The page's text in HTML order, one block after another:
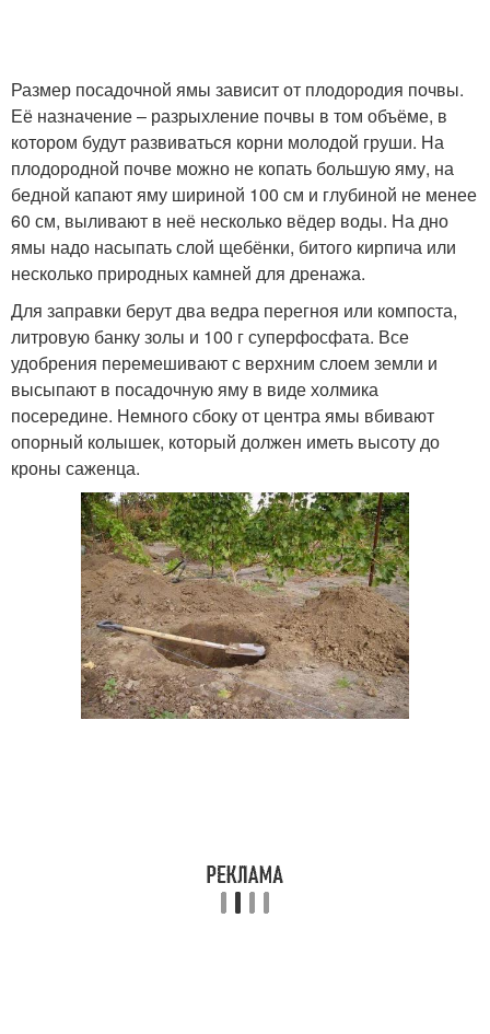
Размер посадочной ямы зависит от плодородия почвы.
Её назначение – разрыхление почвы в том объёме, в
котором будут развиваться корни молодой груши. На
плодородной почве можно не копать большую яму, на
бедной капают яму шириной 100 см и глубиной не менее
60 см, выливают в неё несколько вёдер воды. На дно
ямы надо насыпать слой щебёнки, битого кирпича или
несколько природных камней для дренажа.
Для заправки берут два ведра перегноя или компоста,
литровую банку золы и 100 г суперфосфата. Все
удобрения перемешивают с верхним слоем земли и
высыпают в посадочную яму в виде холмика
посередине. Немного сбоку от центра ямы вбивают
опорный колышек, который должен иметь высоту до
кроны саженца.